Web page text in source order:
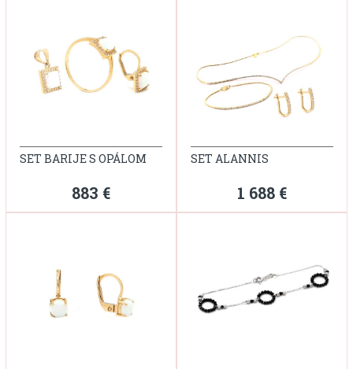
SET BARIJE S OPÁLOM
883 €
SET ALANNIS
1 688 €